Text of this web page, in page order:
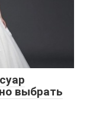
выбрать